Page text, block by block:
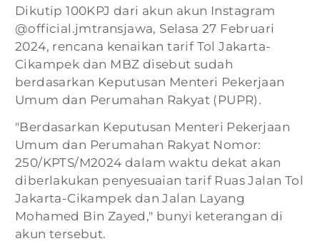
Dikutip 100KPJ dari akun akun Instagram
@official.jmtransjawa, Selasa 27 Februari
2024, rencana kenaikan tarif Tol Jakarta-
Cikampek dan MBZ disebut sudah
berdasarkan Keputusan Menteri Pekerjaan
Umum dan Perumahan Rakyat (PUPR).
"Berdasarkan Keputusan Menteri Pekerjaan
Umum dan Perumahan Rakyat Nomor:
250/KPTS/M2024 dalam waktu dekat akan
diberlakukan penyesuaian tarif Ruas Jalan Tol
Jakarta-Cikampek dan Jalan Layang
Mohamed Bin Zayed," bunyi keterangan di
akun tersebut.